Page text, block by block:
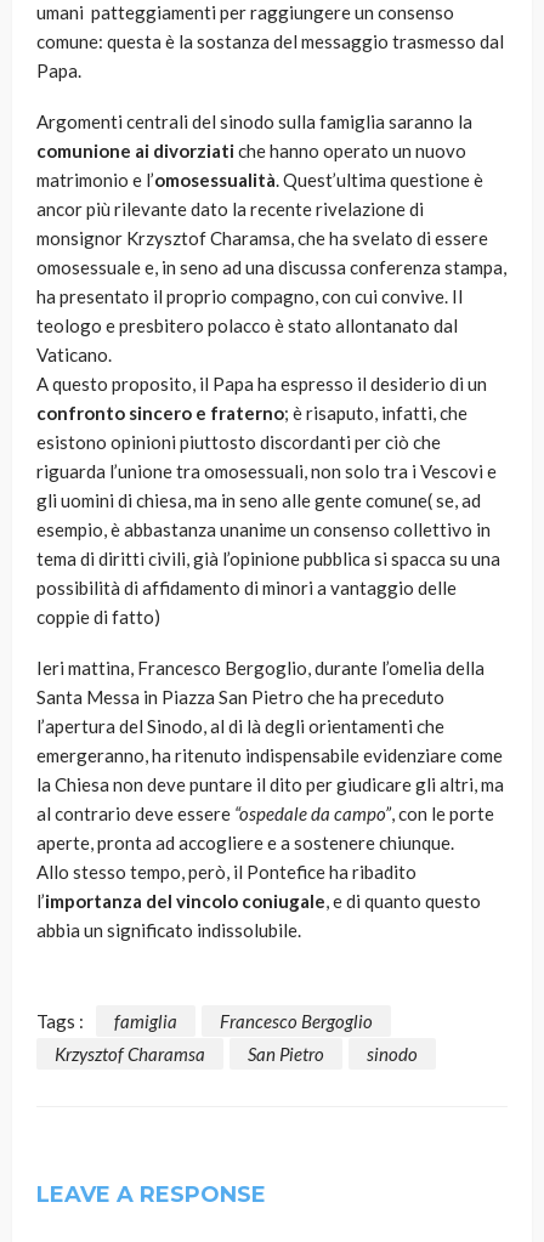
umani patteggiamenti per raggiungere un consenso
comune: questa è la sostanza del messaggio trasmesso dal
Papa.
Argomenti centrali del sinodo sulla famiglia saranno la
comunione ai divorziatiche hanno operato un nuovo
matrimonio e l’omosessualità. Quest’ultima questione è
ancor più rilevante dato la recente rivelazione di
monsignor Krzysztof Charamsa, che ha svelato di essere
omosessuale e, in seno ad una discussa conferenza stampa,
ha presentato il proprio compagno, con cui convive. Il
teologo e presbitero polacco è stato allontanato dal
Vaticano.
A questo proposito, il Papa ha espresso il desiderio di un
confronto sincero e fraterno; è risaputo, infatti, che
esistono opinioni piuttosto discordanti per ciò che
riguarda l’unione tra omosessuali, non solo tra i Vescovi e
gli uomini di chiesa, ma in seno alle gente comune( se, ad
esempio, è abbastanza unanime un consenso collettivo in
tema di diritti civili, già l’opinione pubblica si spacca su una
possibilità di affidamento di minori a vantaggio delle
coppie di fatto)
Ieri mattina, Francesco Bergoglio, durante l’omelia della
Santa Messa in Piazza San Pietro che ha preceduto
l’apertura del Sinodo, al di là degli orientamenti che
emergeranno, ha ritenuto indispensabile evidenziare come
la Chiesa non deve puntare il dito per giudicare gli altri, ma
al contrario deve essere “ospedale da campo”, con le porte
aperte, pronta ad accogliere e a sostenere chiunque.
Allo stesso tempo, però, il Pontefice ha ribadito
l’importanza del vincolo coniugale, e di quanto questo
abbia un significato indissolubile.
Tags : famiglia
Francesco Bergoglio
Krzysztof Charamsa
San Pietro sinodo
LEAVE A RESPONSE